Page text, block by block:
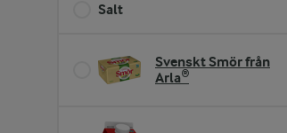
Salt
Svenskt Smör från
Arla®